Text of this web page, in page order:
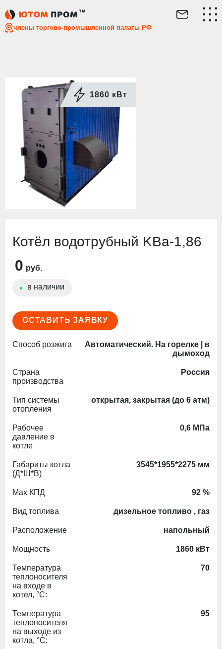
члены торгово-промышленной палаты РФ
1860 кВт
Котёл водотрубный KВа-1,86
0 руб.
в наличии
ОСТАВИТЬ ЗАЯВКУ
Способ розжига
Автоматический. На горелке | в
дымоход
Страна
производства
Россия
Тип системы
отопления
открытая, закрытая (до 6 атм)
Рабочее
давление в
котле
0,6 МПа
Габариты котла
(Д*Ш*В)
3545*1955*2275 мм
Max КПД 92 %
Вид топлива дизельное топливо , газ
Расположение напольный
Мощность 1860 кВт
Температура
теплоносителя
на входе в
котел, °С:
70
Температура
теплоносителя
на выходе из
котла, °С:
95